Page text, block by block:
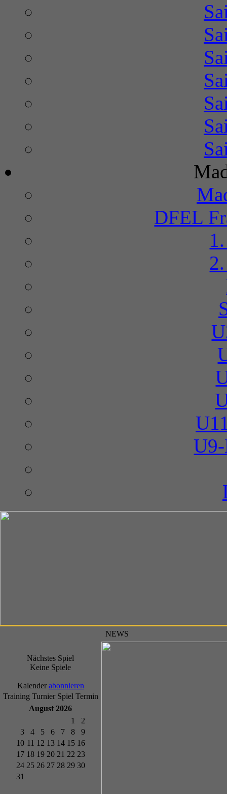
DFEL
Nächstes Spiel
Keine Spiele
Kalender abonnieren
Training Turnier Spiel Termin
August 2026
1
2
3
4 5 6 7 8
9
10 11 12 13 14 15 16
17 18 19 20 21 22 23
24 25 26 27 28 29 30
31
NEWS